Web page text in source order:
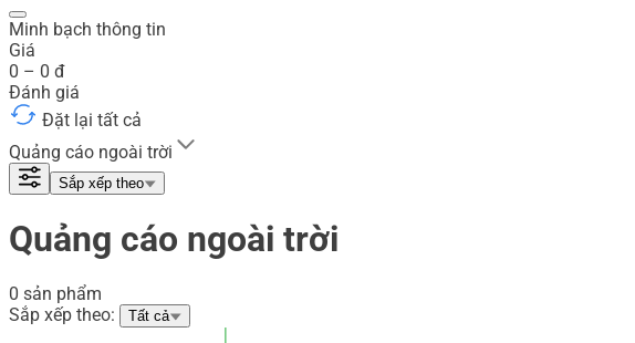
Minh bạch thông tin
Giá
0 – 0 đ
Đánh giá
Đặt lại tất cả
Quảng cáo ngoài trời
Sắp xếp theo
Quảng cáo ngoài trời
0 sản phẩm
Sắp xếp theo:
Tất cả